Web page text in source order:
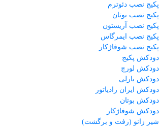
پکیج نصب دئوترم
پکیج نصب بوتان
پکیج نصب آریستون
پکیج نصب ایمرگاس
پکیج نصب شوفاژکار
دودکش پکیج
دودکش لورچ
دودکش بارلی
دودکش ایران رادیاتور
دودکش بوتان
دودکش شوفاژکار
شیر زانو (رفت و برگشت)